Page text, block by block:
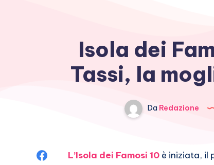
Isola dei
Tassi, la
Da Redazione
Condividi
L’Isola dei Famosi 10 è iniziata, il